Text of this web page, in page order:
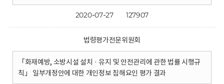
2020-07-27 127907
법령평가전문위원회
「화재예방, 소방시설 설치 · 유지 및 안전관리에 관한 법률 시행규
칙」 일부개정안에 대한 개인정보 침해요인 평가 결과